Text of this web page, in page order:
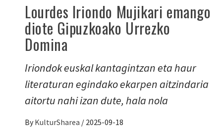
Lourdes Iriondo Mujikari emango
diote Gipuzkoako Urrezko
Domina
Iriondok euskal kantagintzan eta haur
literaturan egindako ekarpen aitzindaria
aitortu nahi izan dute, hala nola
By KulturSharea / 2025-09-18